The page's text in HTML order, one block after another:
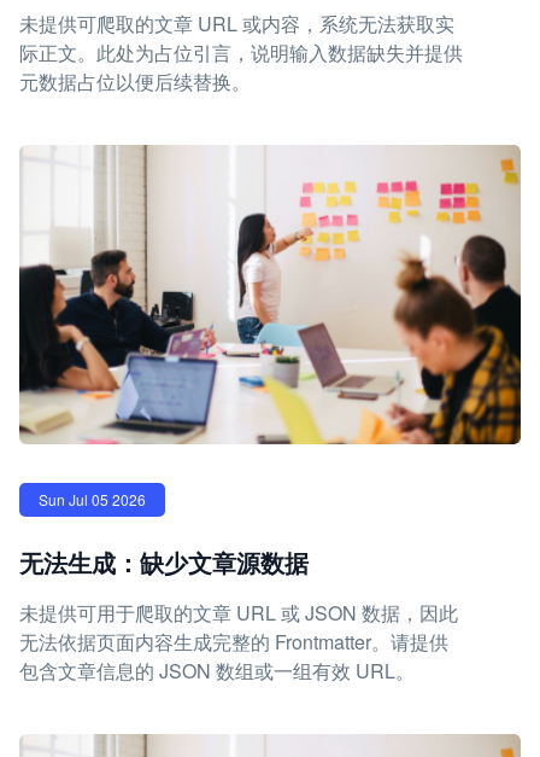
未提供可爬取的文章 URL 或内容，系统无法获取实
际正文。此处为占位引言，说明输入数据缺失并提供
元数据占位以便后续替换。
Sun Jul 05 2026
无法生成：缺少文章源数据
未提供可用于爬取的文章 URL 或 JSON 数据，因此
无法依据页面内容生成完整的 Frontmatter。请提供
包含文章信息的 JSON 数组或一组有效 URL。